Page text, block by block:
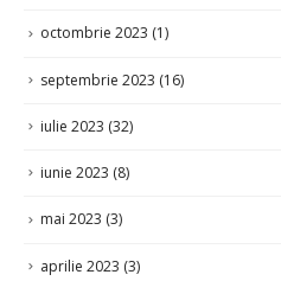
octombrie 2023 (1)
septembrie 2023 (16)
iulie 2023 (32)
iunie 2023 (8)
mai 2023 (3)
aprilie 2023 (3)